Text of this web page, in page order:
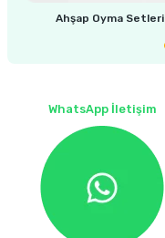
Ahşap Oyma Setleri
WhatsApp İletişim